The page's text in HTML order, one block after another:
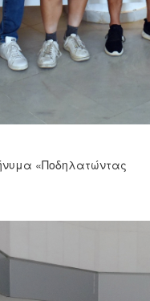
«Ποδηλατώντας